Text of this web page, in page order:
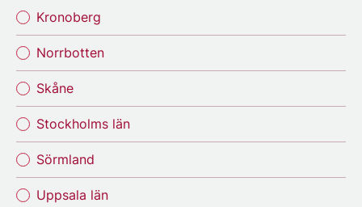
Kronoberg
Norrbotten
Skåne
Stockholms län
Sörmland
Uppsala län